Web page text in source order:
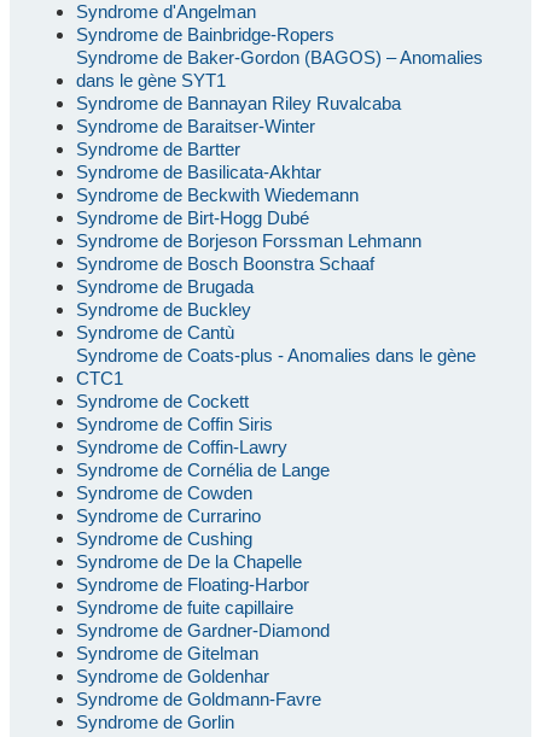
Syndrome d'Angelman
Syndrome de Bainbridge-Ropers
Syndrome de Baker-Gordon (BAGOS) – Anomalies
dans le gène SYT1
Syndrome de Bannayan Riley Ruvalcaba
Syndrome de Baraitser-Winter
Syndrome de Bartter
Syndrome de Basilicata-Akhtar
Syndrome de Beckwith Wiedemann
Syndrome de Birt-Hogg Dubé
Syndrome de Borjeson Forssman Lehmann
Syndrome de Bosch Boonstra Schaaf
Syndrome de Brugada
Syndrome de Buckley
Syndrome de Cantù
Syndrome de Coats-plus - Anomalies dans le gène
CTC1
Syndrome de Cockett
Syndrome de Coffin Siris
Syndrome de Coffin-Lawry
Syndrome de Cornélia de Lange
Syndrome de Cowden
Syndrome de Currarino
Syndrome de Cushing
Syndrome de De la Chapelle
Syndrome de Floating-Harbor
Syndrome de fuite capillaire
Syndrome de Gardner-Diamond
Syndrome de Gitelman
Syndrome de Goldenhar
Syndrome de Goldmann-Favre
Syndrome de Gorlin